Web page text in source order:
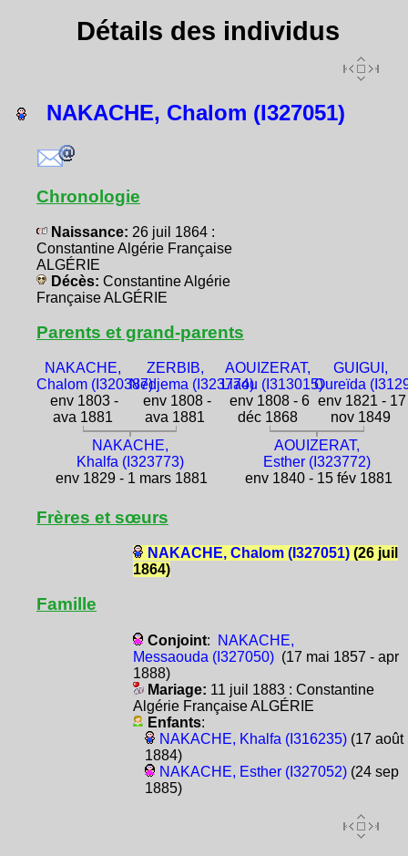
Détails des individus
NAKACHE, Chalom (I327051)
Chronologie
Naissance: 26 juil 1864 :
Constantine Algérie Française
ALGÉRIE
Décès: Constantine Algérie
Française ALGÉRIE
Parents et grand-parents
NAKACHE,
Chalom (I320387)
env 1803 -
ava 1881
ZERBIB,
Nedjema (I323774)
env 1808 -
ava 1881
AOUIZERAT,
Liaou (I313015)
env 1808 - 6
déc 1868
GUIGUI,
Oureïda
env 1821 - 17
nov 1849
NAKACHE,
Khalfa (I323773)
env 1829 - 1 mars 1881
AOUIZERAT,
Esther (I323772)
env 1840 - 15 fév 1881
Frères et sœurs
NAKACHE, Chalom (I327051)(26 juil
1864)
Famille
Conjoint:
NAKACHE,
Messaouda (I327050)(17 mai 1857 - apr
1888)
Mariage: 11 juil 1883 : Constantine
Algérie Française ALGÉRIE
Enfants:
NAKACHE, Khalfa (I316235)(17 août
1884)
NAKACHE, Esther (I327052)(24 sep
1885)